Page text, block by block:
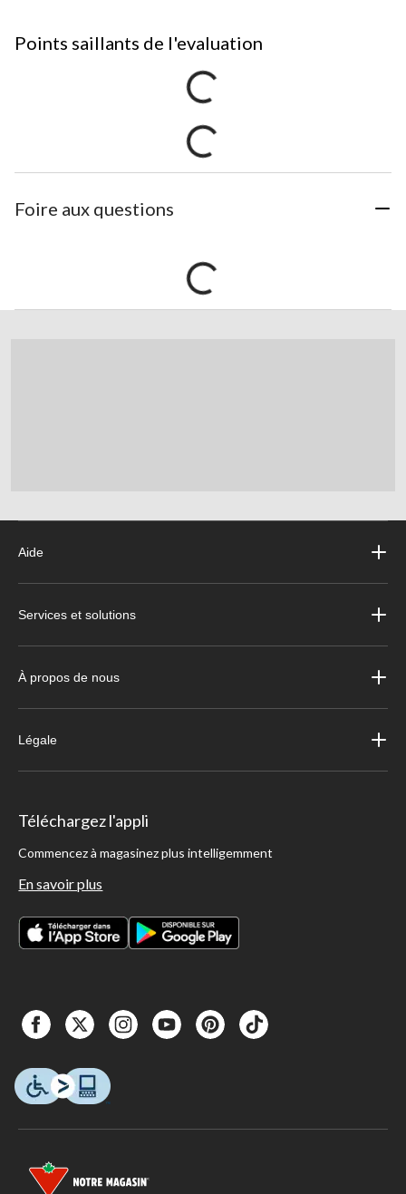
Points saillants de l'evaluation
Foire aux questions
Aide
Services et solutions
À propos de nous
Légale
Téléchargez l'appli
Commencez à magasinez plus intelligemment
En savoir plus